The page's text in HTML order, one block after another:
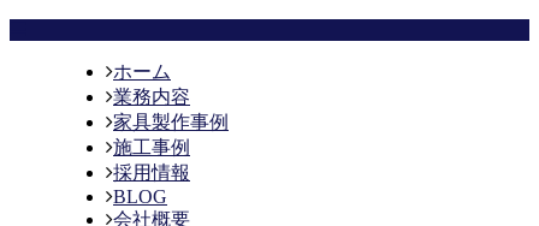
ホーム
業務内容
家具製作事例
施工事例
採用情報
BLOG
会社概要